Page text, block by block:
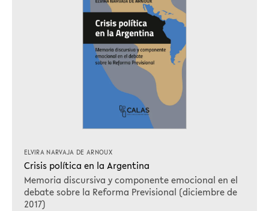
ELVIRA NARVAJA DE ARNOUX
Crisis política en la Argentina
Memoria discursiva y componente emocional en el
debate sobre la Reforma Previsional (diciembre de
2017)